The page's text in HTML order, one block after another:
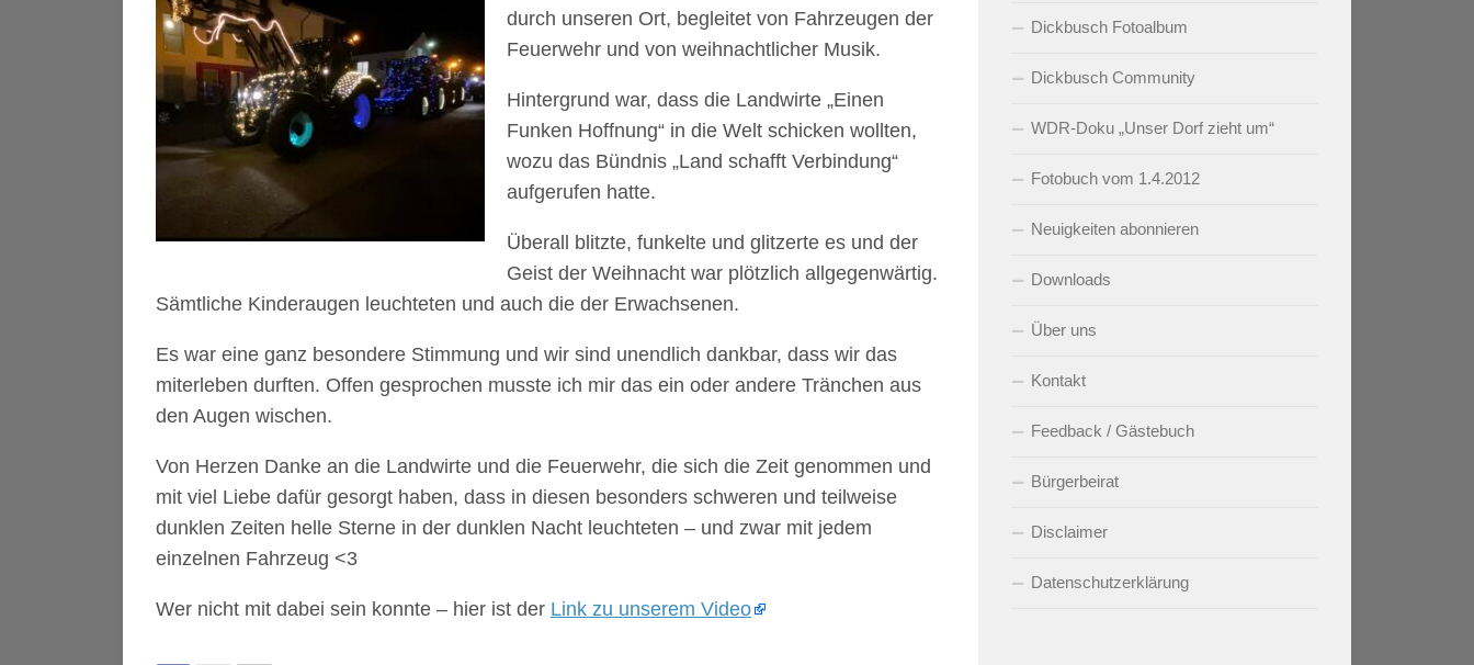
durch unseren Ort, begleitet von Fahrzeugen der
Feuerwehr und von weihnachtlicher Musik.
Hintergrund war, dass die Landwirte „Einen
Funken Hoffnung“ in die Welt schicken wollten,
wozu das Bündnis „Land schafft Verbindung“
aufgerufen hatte.
Überall blitzte, funkelte und glitzerte es und der
Geist der Weihnacht war plötzlich allgegenwärtig.
Sämtliche Kinderaugen leuchteten und auch die der Erwachsenen.
Es war eine ganz besondere Stimmung und wir sind unendlich dankbar, dass wir das
miterleben durften. Offen gesprochen musste ich mir das ein oder andere Tränchen aus
den Augen wischen.
Von Herzen Danke an die Landwirte und die Feuerwehr, die sich die Zeit genommen und
mit viel Liebe dafür gesorgt haben, dass in diesen besonders schweren und teilweise
dunklen Zeiten helle Sterne in der dunklen Nacht leuchteten – und zwar mit jedem
einzelnen Fahrzeug <3
Wer nicht mit dabei sein konnte – hier ist der Link zu unserem Video
Dickbusch Fotoalbum
Dickbusch Community
WDR-Doku „Unser Dorf zieht um“
Fotobuch vom 1.4.2012
Neuigkeiten abonnieren
Downloads
Über uns
Kontakt
Feedback / Gästebuch
Bürgerbeirat
Disclaimer
Datenschutzerklärung